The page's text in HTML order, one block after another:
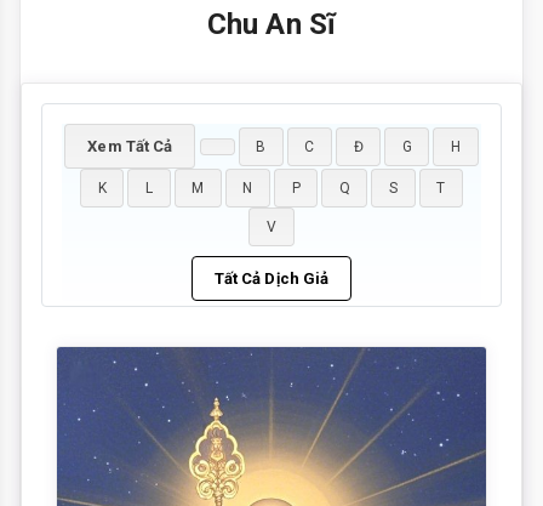
Chu An Sĩ
Xem Tất Cả B C Đ G H
K L M N P Q S T
V
Tất Cả Dịch Giả